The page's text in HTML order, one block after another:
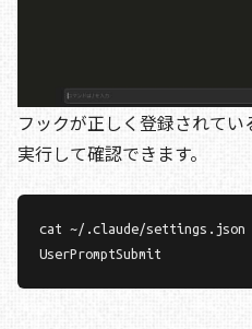
フックが正しく登録されて
実行して確認できます。
cat ~/.claude/settings.json
UserPromptSubmit